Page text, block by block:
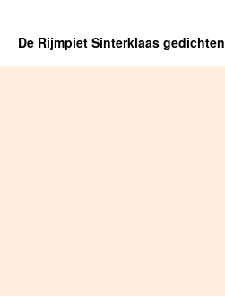
De Rijmpiet Sinterklaas gedichten